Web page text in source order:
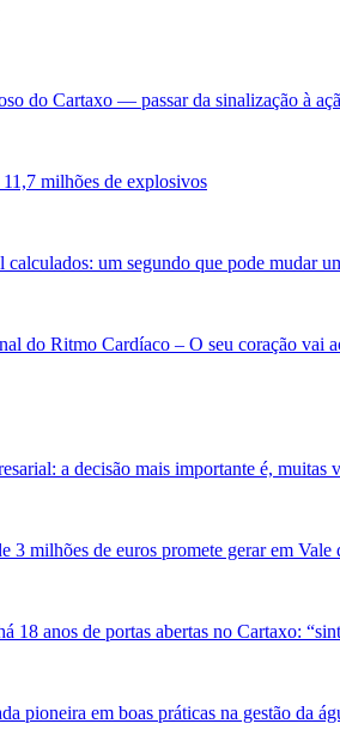
do Cartaxo — passar da sinalização à
milhões de explosivos
calculados: um segundo que pode mudar
do Ritmo Cardíaco – O seu coração vai
a decisão mais importante é, muitas
3 milhões de euros promete gerar em
18 anos de portas abertas no Cartaxo:
pioneira em boas práticas na gestão da